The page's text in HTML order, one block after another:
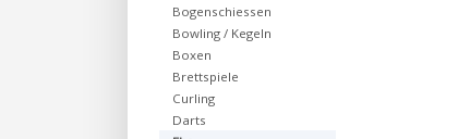
Bogenschiessen
Bowling / Kegeln
Boxen
Brettspiele
Curling
Darts